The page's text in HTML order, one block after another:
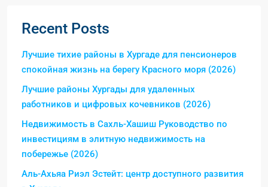
Recent Posts
Лучшие тихие районы в Хургаде для пенсионеров
спокойная жизнь на берегу Красного моря (2026)
Лучшие районы Хургады для удаленных
работников и цифровых кочевников (2026)
Недвижимость в Сахль-Хашиш Руководство по
инвестициям в элитную недвижимость на
побережье (2026)
Аль-Ахьяа Риэл Эстейт: центр доступного развития